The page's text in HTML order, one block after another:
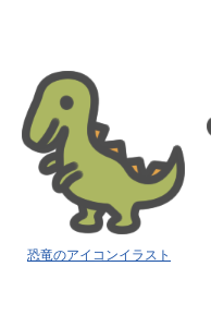
恐竜のアイコンイラスト